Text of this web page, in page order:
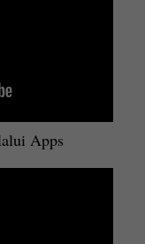
Apps